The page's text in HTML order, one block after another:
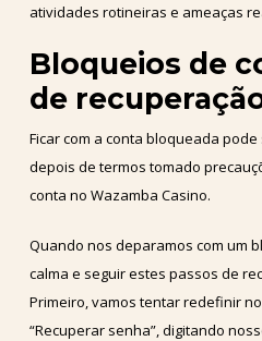
atividades rotineiras e ameaças
Bloqueios de
de
Ficar com a conta bloqueada
depois de termos tomado
conta no Wazamba Casino.
Quando nos deparamos com um
calma e seguir estes passos de
Primeiro, vamos tentar redefinir
“Recuperar senha”, digitando